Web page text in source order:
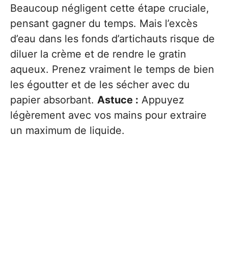
Beaucoup négligent cette étape cruciale,
pensant gagner du temps. Mais l’excès
d’eau dans les fonds d’artichauts risque de
diluer la crème et de rendre le gratin
aqueux. Prenez vraiment le temps de bien
les égoutter et de les sécher avec du
papier absorbant. Astuce : Appuyez
légèrement avec vos mains pour extraire
un maximum de liquide.